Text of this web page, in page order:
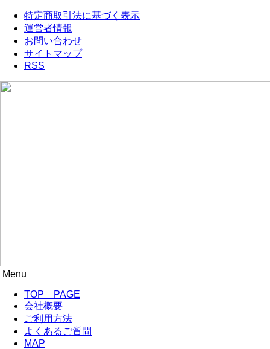
特定商取引法に基づく表示
運営者情報
お問い合わせ
サイトマップ
RSS
のぼり旗専門サイト-感謝の心！
様まで 超激安！
Menu
TOP PAGE
会社概要
ご利用方法
よくあるご質問
MAP